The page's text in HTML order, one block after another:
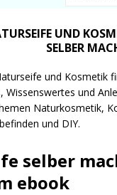
UND
SELBER
und Kosmetik
Wissenswertes und
Naturkosmetik,
und DIY.
selber
ebook